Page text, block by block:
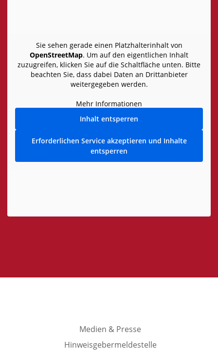
Sie sehen gerade einen Platzhalterinhalt von
OpenStreetMap. Um auf den eigentlichen Inhalt
zuzugreifen, klicken Sie auf die Schaltfläche unten. Bitte
beachten Sie, dass dabei Daten an Drittanbieter
weitergegeben werden.
Mehr Informationen
Inhalt entsperren
Erforderlichen Service akzeptieren und Inhalte
entsperren
Medien & Presse
Hinweisgebermeldestelle